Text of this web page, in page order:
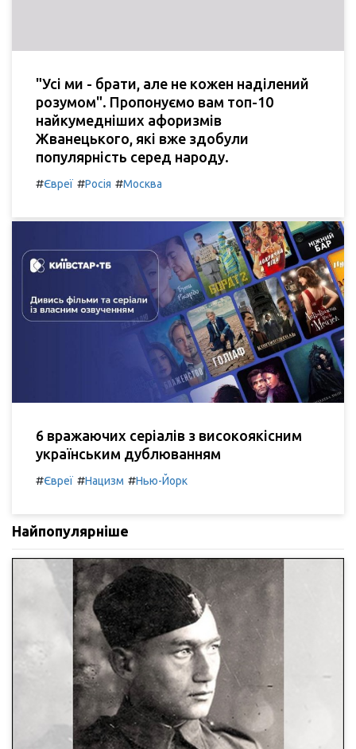
"Усі ми - брати, але не кожен наділений
розумом". Пропонуємо вам топ-10
найкумедніших афоризмів
Жванецького, які вже здобули
популярність серед народу.
#Євреї #Росія #Москва
6 вражаючих серіалів з високоякісним
українським дублюванням
#Євреї #Нацизм #Нью-Йорк
Найпопулярніше